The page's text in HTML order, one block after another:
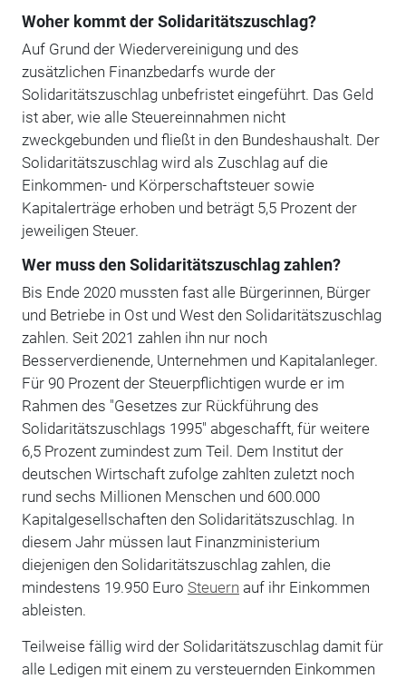
Woher kommt der Solidaritätszuschlag?
Auf Grund der Wiedervereinigung und des
zusätzlichen Finanzbedarfs wurde der
Solidaritätszuschlag unbefristet eingeführt. Das Geld
ist aber, wie alle Steuereinnahmen nicht
zweckgebunden und fließt in den Bundeshaushalt. Der
Solidaritätszuschlag wird als Zuschlag auf die
Einkommen- und Körperschaftsteuer sowie
Kapitalerträge erhoben und beträgt 5,5 Prozent der
jeweiligen Steuer.
Wer muss den Solidaritätszuschlag zahlen?
Bis Ende 2020 mussten fast alle Bürgerinnen, Bürger
und Betriebe in Ost und West den Solidaritätszuschlag
zahlen. Seit 2021 zahlen ihn nur noch
Besserverdienende, Unternehmen und Kapitalanleger.
Für 90 Prozent der Steuerpflichtigen wurde er im
Rahmen des "Gesetzes zur Rückführung des
Solidaritätszuschlags 1995" abgeschafft, für weitere
6,5 Prozent zumindest zum Teil. Dem Institut der
deutschen Wirtschaft zufolge zahlten zuletzt noch
rund sechs Millionen Menschen und 600.000
Kapitalgesellschaften den Solidaritätszuschlag. In
diesem Jahr müssen laut Finanzministerium
diejenigen den Solidaritätszuschlag zahlen, die
mindestens 19.950 Euro Steuern auf ihr Einkommen
ableisten.
Teilweise fällig wird der Solidaritätszuschlag damit für
alle Ledigen mit einem zu versteuernden Einkommen